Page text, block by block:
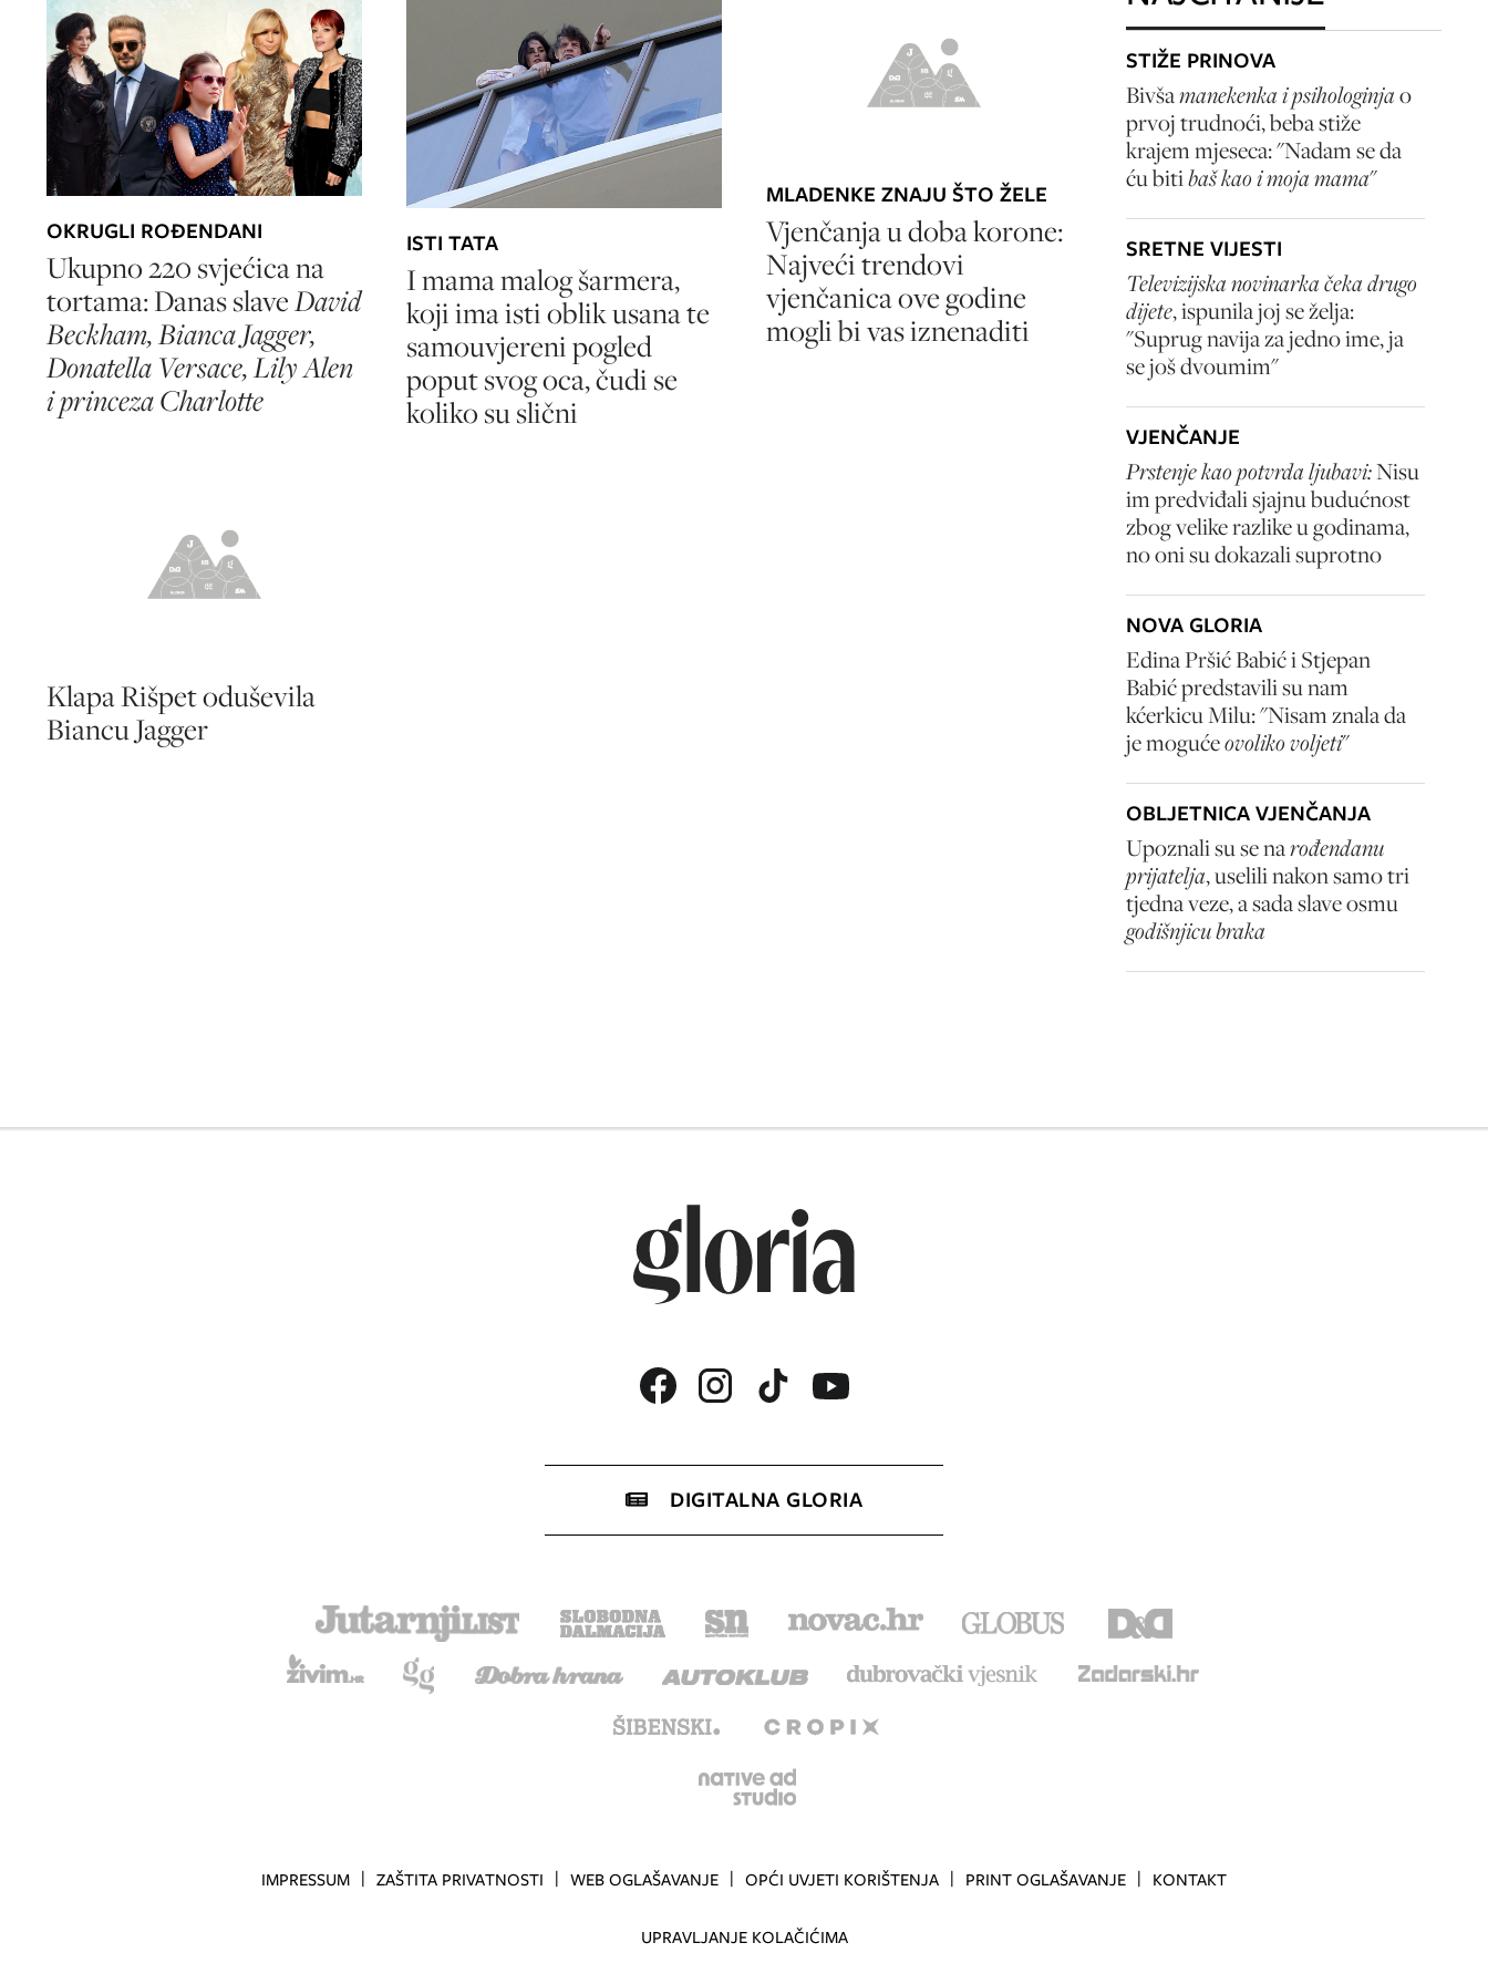
OKRUGLI ROĐENDANI
Ukupno 220 svjećica na
tortama: Danas slaveDavid
Beckham, Bianca Jagger,
Donatella Versace, Lily Alen
i princeza Charlotte
Klapa Rišpet oduševila
Biancu Jagger
ISTI TATA
I mama malog šarmera,
koji ima isti oblik usana te
samouvjereni pogled
poput svog oca, čudi se
koliko su slični
MLADENKE ZNAJU ŠTO ŽELE
Vjenčanja u doba korone:
Najveći trendovi
vjenčanica ove godine
mogli bi vas iznenaditi
STIŽE PRINOVA
Bivšamanekenka i psihologinjao
prvoj trudnoći, beba stiže
krajem mjeseca: "Nadam se da
ću bitibaš kao i moja mama"
SRETNE VIJESTI
Televizijska novinarka čeka drugo
dijete, ispunila joj se želja:
"Suprug navija za jedno ime, ja
se još dvoumim"
VJENČANJE
Prstenje kao potvrda ljubavi:Nisu
im predviđali sjajnu budućnost
zbog velike razlike u godinama,
no oni su dokazali suprotno
NOVA GLORIA
Edina Pršić Babić i Stjepan
Babić predstavili su nam
kćerkicu Milu: "Nisam znala da
je mogućeovoliko voljeti"
OBLJETNICA VJENČANJA
Upoznali su se narođendanu
prijatelja, uselili nakon samo tri
tjedna veze, a sada slave osmu
godišnjicu braka
DIGITALNA GLORIA
IMPRESSUM ZAŠTITA PRIVATNOSTI WEB OGLAŠAVANJE OPĆI UVJETI KORIŠTENJA PRINT OGLAŠAVANJE KONTAKT
UPRAVLJANJE KOLAČIĆIMA